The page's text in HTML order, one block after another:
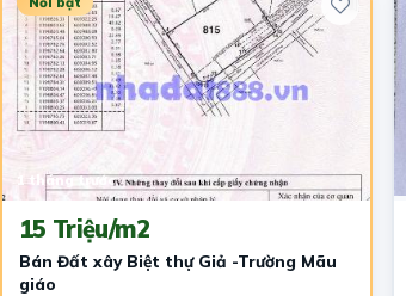
1 tháng trước
15 Triệu/m2
Bán Đất xây Biệt thự Giả -Trường Mãu
giáo